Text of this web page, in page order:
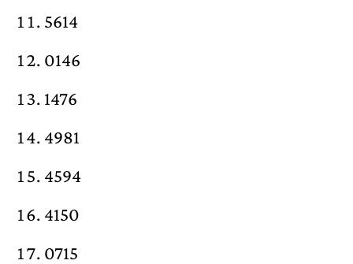
5614
0146
1476
4981
4594
4150
0715